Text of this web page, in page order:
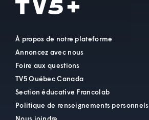
À propos de notre plateforme
Annoncez avec nous
Foire aux questions
TV5 Québec Canada
Section éducative Francolab
Politique de renseignements personnels